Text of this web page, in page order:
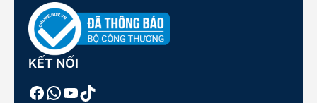
KẾT NỐI
Facebook
WhatsApp
Youtube
TikTok